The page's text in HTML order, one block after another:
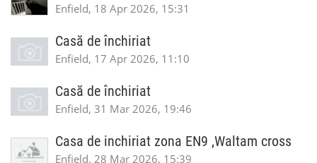
Enfield, 18 Apr 2026, 15:31
Casă de închiriat
Enfield, 17 Apr 2026, 11:10
Casă de închiriat
Enfield, 31 Mar 2026, 19:46
Casa de inchiriat zona EN9 ,Waltam cross
Enfield, 28 Mar 2026, 15:39